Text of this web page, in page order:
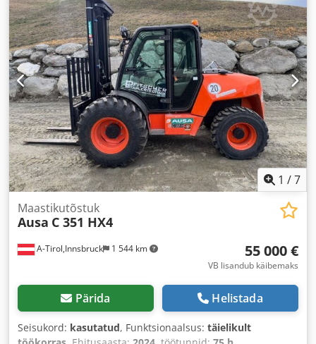
1 /7
A-Tirol,Innsbruck 1 544 km
Maastikutõstuk
Ausa C 351 HX4
55 000 €
VB lisandub käibemaks
Pärida Helistada
Seisukord: kasutatud, Funktsionaalsus: täielikult